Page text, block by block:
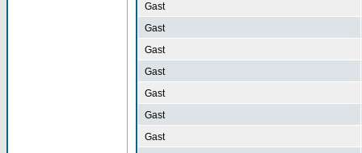
Gast
Gast
Gast
Gast
Gast
Gast
Gast